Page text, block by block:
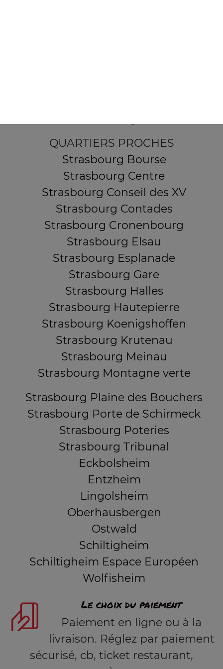
QUARTIERS PROCHES
Strasbourg Bourse
Strasbourg Centre
Strasbourg Conseil des XV
Strasbourg Contades
Strasbourg Cronenbourg
Strasbourg Elsau
Strasbourg Esplanade
Strasbourg Gare
Strasbourg Halles
Strasbourg Hautepierre
Strasbourg Koenigshoffen
Strasbourg Krutenau
Strasbourg Meinau
Strasbourg Montagne verte
Strasbourg Plaine des Bouchers
Strasbourg Porte de Schirmeck
Strasbourg Poteries
Strasbourg Tribunal
Eckbolsheim
Entzheim
Lingolsheim
Oberhausbergen
Ostwald
Schiltigheim
Schiltigheim Espace Européen
Wolfisheim
Le choix du paiement
Paiement en ligne ou à la
livraison. Réglez par paiement
sécurisé, cb, ticket restaurant,